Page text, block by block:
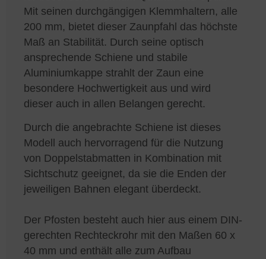
Mit seinen durchgängigen Klemmhaltern, alle
200 mm, bietet dieser Zaunpfahl das höchste
Maß an Stabilität. Durch seine optisch
ansprechende Schiene und stabile
Aluminiumkappe strahlt der Zaun eine
besondere Hochwertigkeit aus und wird
dieser auch in allen Belangen gerecht.
Durch die angebrachte Schiene ist dieses
Modell auch hervorragend für die Nutzung
von Doppelstabmatten in Kombination mit
Sichtschutz geeignet, da sie die Enden der
jeweiligen Bahnen elegant überdeckt.
Der Pfosten besteht auch hier aus einem DIN-
gerechten Rechteckrohr mit den Maßen 60 x
40 mm und enthält alle zum Aufbau